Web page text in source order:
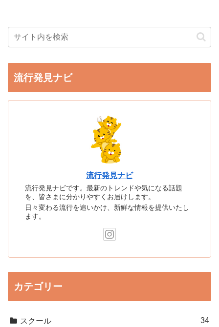
流行発見ナビ
流行発見ナビ
流行発見ナビです。最新のトレンドや気になる話題
を、皆さまに分かりやすくお届けします。
日々変わる流行を追いかけ、新鮮な情報を提供いたし
ます。
カテゴリー
スクール 34